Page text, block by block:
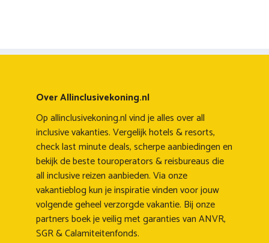
Over Allinclusivekoning.nl
Op allinclusivekoning.nl vind je alles over all
inclusive vakanties. Vergelijk hotels & resorts,
check last minute deals, scherpe aanbiedingen en
bekijk de beste touroperators & reisbureaus die
all inclusive reizen aanbieden. Via onze
vakantieblog kun je inspiratie vinden voor jouw
volgende geheel verzorgde vakantie. Bij onze
partners boek je veilig met garanties van ANVR,
SGR & Calamiteitenfonds.